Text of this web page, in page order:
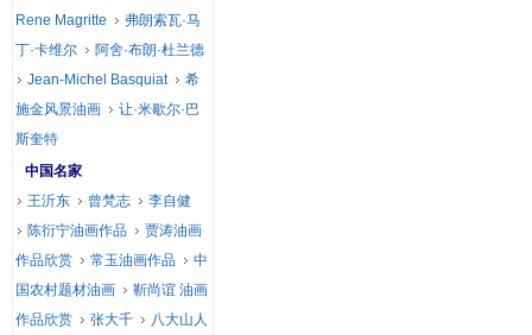
Rene Magritte
弗朗索瓦·马
丁·卡维尔
阿舍·布朗·杜兰德
Jean-Michel Basquiat
希
施金风景油画
让·米歇尔·巴
斯奎特
中国名家
王沂东
曾梵志
李自健
陈衍宁油画作品
贾涛油画
作品欣赏
常玉油画作品
中
国农村题材油画
靳尚谊 油画
作品欣赏
张大千
八大山人